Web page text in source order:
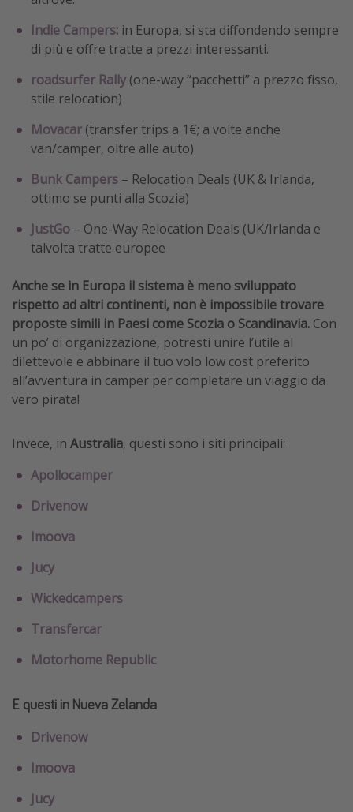
Indie Campers: in Europa, si sta diffondendo sempre
di più e offre tratte a prezzi interessanti.
roadsurfer Rally (one-way “pacchetti” a prezzo fisso,
stile relocation)
Movacar (transfer trips a 1€; a volte anche
van/camper, oltre alle auto)
Bunk Campers – Relocation Deals (UK & Irlanda,
ottimo se punti alla Scozia)
JustGo – One-Way Relocation Deals (UK/Irlanda e
talvolta tratte europee
Anche se in Europa il sistema è meno sviluppato
rispetto ad altri continenti, non è impossibile trovare
proposte simili in Paesi come Scozia o Scandinavia. Con
un po’ di organizzazione, potresti unire l’utile al
dilettevole e abbinare il tuo volo low cost preferito
all’avventura in camper per completare un viaggio da
vero pirata!
Invece, in Australia, questi sono i siti principali:
Apollocamper
Drivenow
Imoova
Jucy
Wickedcampers
Transfercar
Motorhome Republic
E questi in Nueva Zelanda
Drivenow
Imoova
Jucy